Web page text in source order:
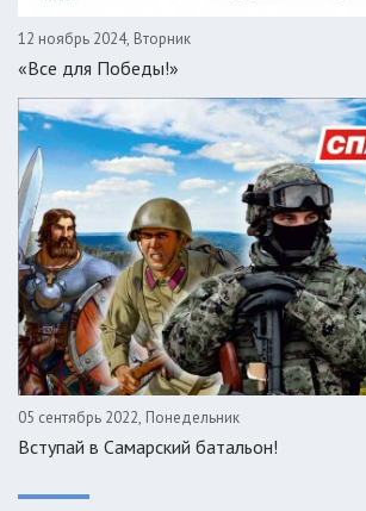
12 ноябрь 2024, Вторник
«Все для Победы!»
05 сентябрь 2022, Понедельник
Вступай в Самарский батальон!